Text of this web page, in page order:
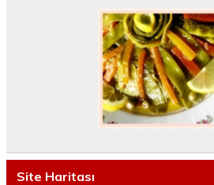
Site Haritası